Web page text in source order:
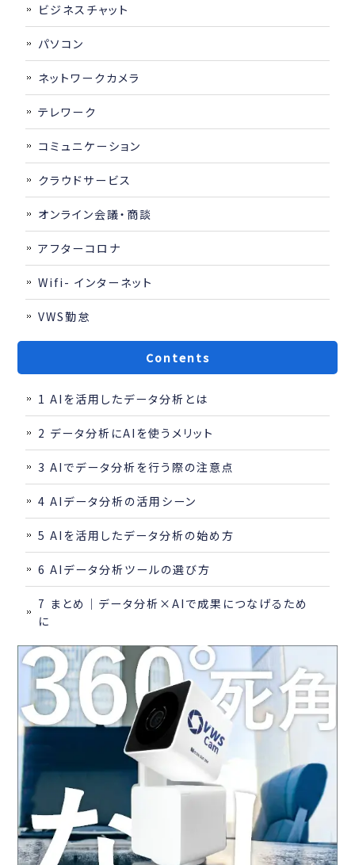
ビジネスチャット
パソコン
ネットワークカメラ
テレワーク
コミュニケーション
クラウドサービス
オンライン会議・商談
アフターコロナ
Wifi- インターネット
VWS勤怠
Contents
1 AIを活用したデータ分析とは
2 データ分析にAIを使うメリット
3 AIでデータ分析を行う際の注意点
4 AIデータ分析の活用シーン
5 AIを活用したデータ分析の始め方
6 AIデータ分析ツールの選び方
7 まとめ｜データ分析×AIで成果につなげるため
に